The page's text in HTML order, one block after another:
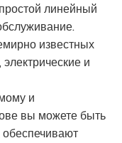
линейный
известных
и
и
вы можете быть